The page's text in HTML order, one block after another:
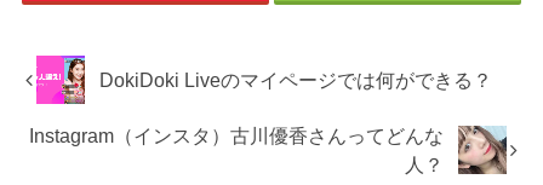
DokiDoki Liveのマイページでは何ができる？
Instagram（インスタ）古川優香さんってどんな
人？